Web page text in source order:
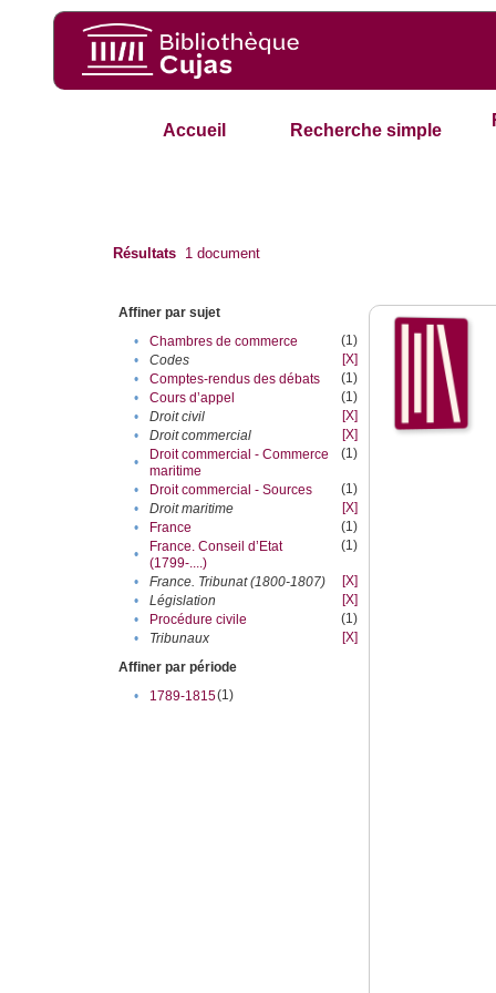
Accueil Recherche simple
Résultats 1 document
Affiner par sujet
•
Chambres de commerce
(1)
•
Codes
[X]
•
Comptes-rendus des débats
(1)
•
Cours d’appel
(1)
•
Droit civil
[X]
•
Droit commercial
[X]
•
Droit commercial - Commerce
maritime
(1)
• Droit commercial - Sources
(1)
•
Droit maritime
[X]
•
France
(1)
•
France. Conseil d’Etat
(1799-....)
(1)
• France. Tribunat (1800-1807)
[X]
•
Législation
[X]
•
Procédure civile
(1)
•
Tribunaux
[X]
Affiner par période
•
1789-1815(1)